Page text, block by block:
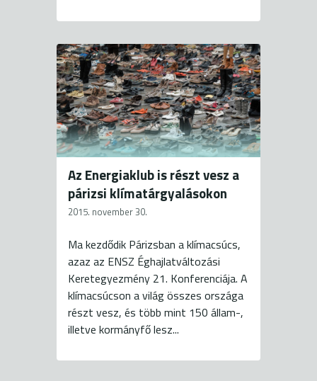
Az Energiaklub is részt vesz a
párizsi klímatárgyalásokon
2015. november 30.
Ma kezdődik Párizsban a klímacsúcs,
azaz az ENSZ Éghajlatváltozási
Keretegyezmény 21. Konferenciája. A
klímacsúcson a világ összes országa
részt vesz, és több mint 150 állam-,
illetve kormányfő lesz...